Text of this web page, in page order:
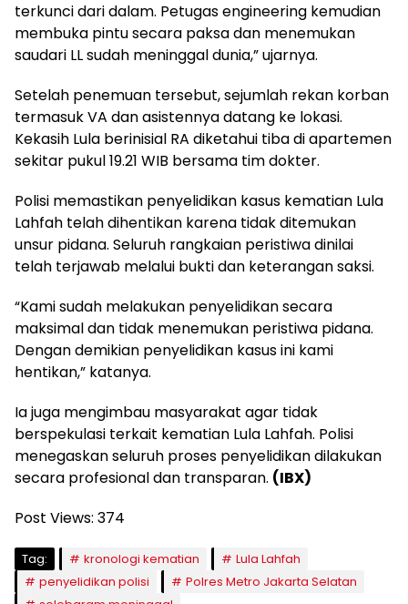
terkunci dari dalam. Petugas engineering kemudian
membuka pintu secara paksa dan menemukan
saudari LL sudah meninggal dunia,” ujarnya.
Setelah penemuan tersebut, sejumlah rekan korban
termasuk VA dan asistennya datang ke lokasi.
Kekasih Lula berinisial RA diketahui tiba di apartemen
sekitar pukul 19.21 WIB bersama tim dokter.
Polisi memastikan penyelidikan kasus kematian Lula
Lahfah telah dihentikan karena tidak ditemukan
unsur pidana. Seluruh rangkaian peristiwa dinilai
telah terjawab melalui bukti dan keterangan saksi.
“Kami sudah melakukan penyelidikan secara
maksimal dan tidak menemukan peristiwa pidana.
Dengan demikian penyelidikan kasus ini kami
hentikan,” katanya.
Ia juga mengimbau masyarakat agar tidak
berspekulasi terkait kematian Lula Lahfah. Polisi
menegaskan seluruh proses penyelidikan dilakukan
secara profesional dan transparan. (IBX)
Post Views: 374
Tag: kronologi kematian
Lula Lahfah
penyelidikan polisi
Polres Metro Jakarta Selatan